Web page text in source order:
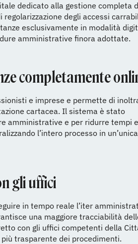
dedicato alla gestione completa
degli accessi
esclusivamente in modalità
amministrative finora adottate.
completamente
e imprese e permette di
cartacea. Il sistema è stato
amministrative e per ridurre tempi
l’intero processo in un’unica
gli uffici
in tempo reale l’iter
una maggiore tracciabilità
con gli uffici competenti della
trasparente dei procedimenti.